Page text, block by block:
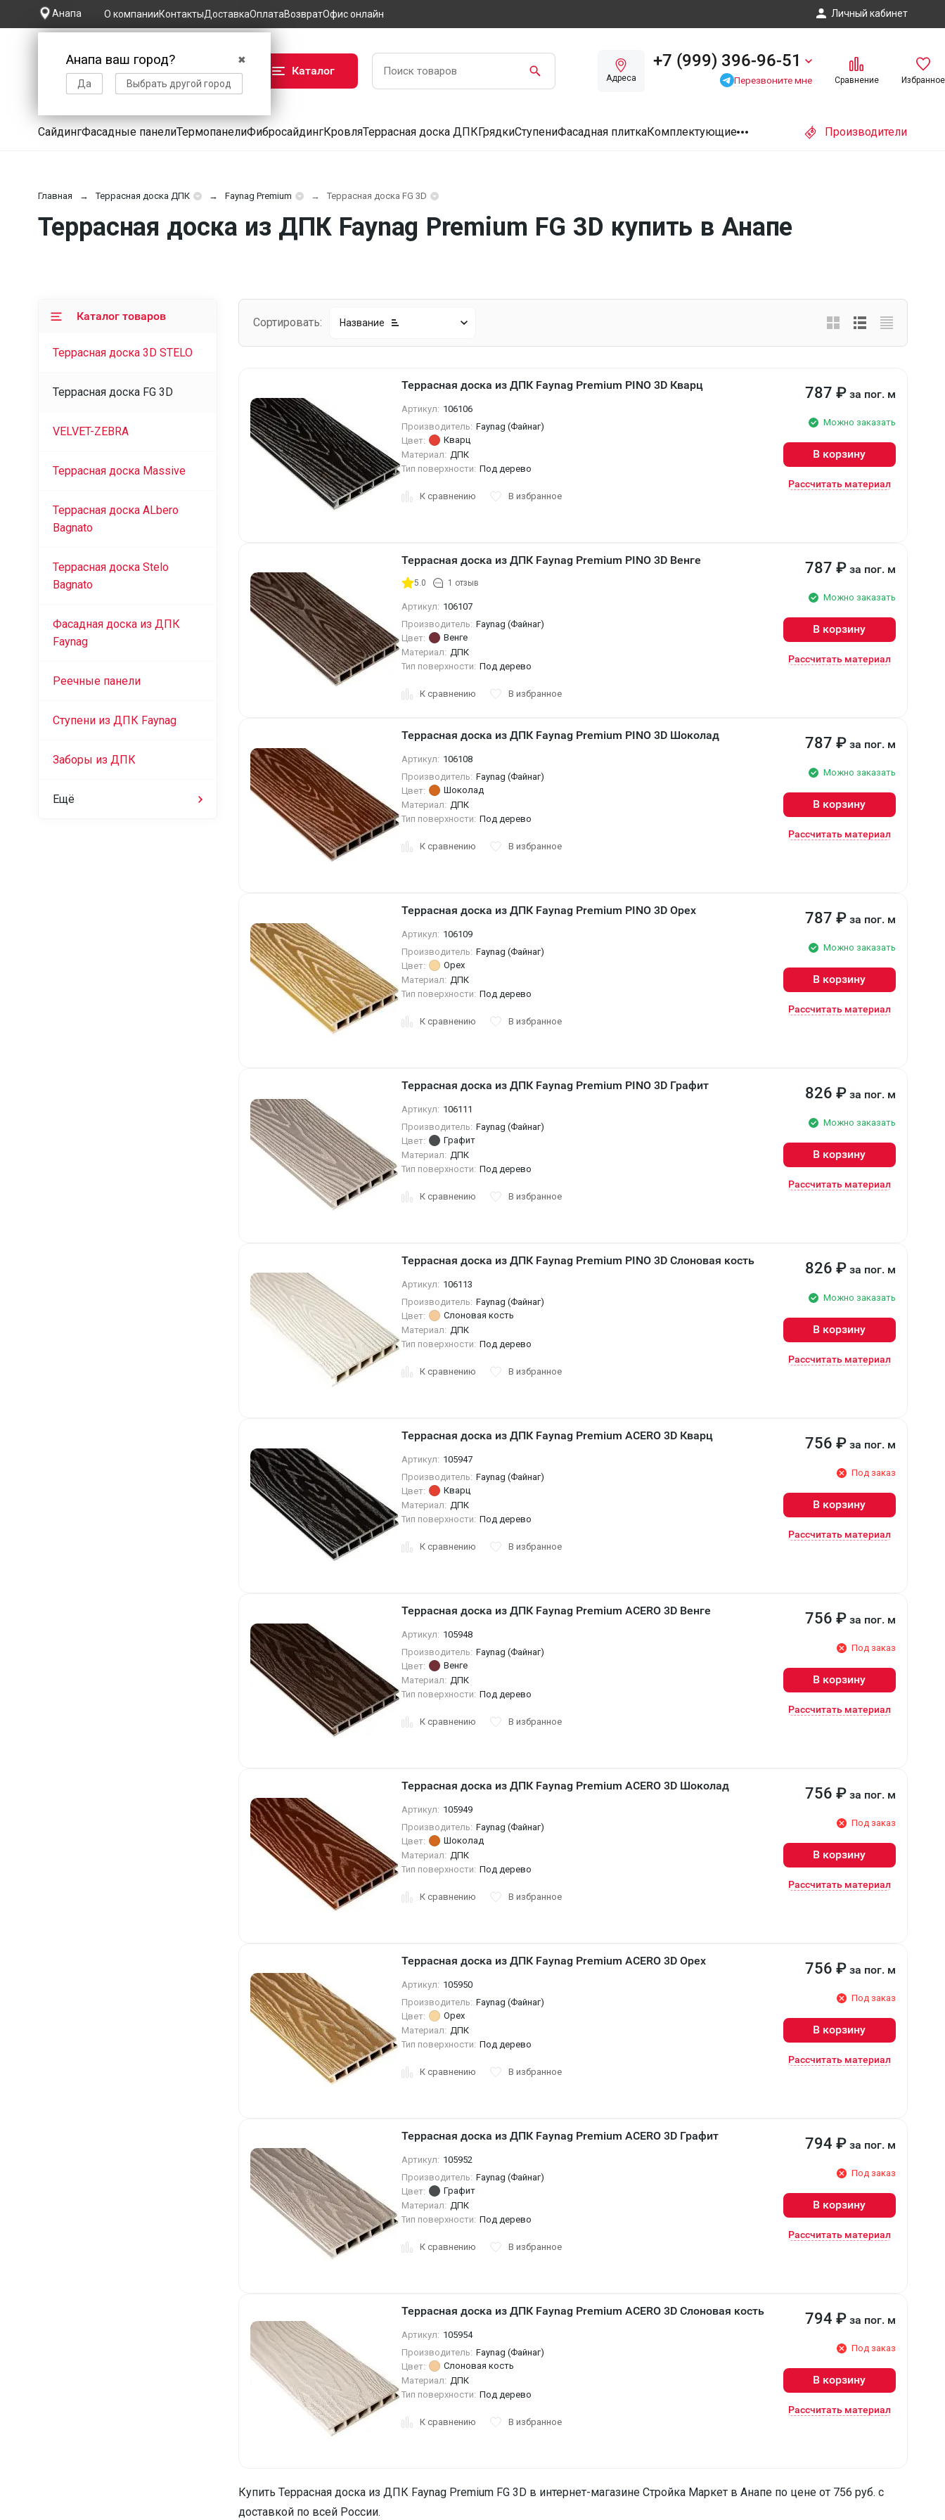
Анапа
✖
Анапа ваш город?
Да Выбрать другой город
О компанииКонтактыДоставкаОплатаВозвратОфис онлайн Личный кабинет
Каталог
Адреса
+7 (999) 396-96-51
Перезвоните мне Сравнение Избранное
СайдингФасадные панелиТермопанелиФибросайдингКровляТеррасная доска ДПКГрядкиСтупениФасадная плиткаКомплектующие Производители
Главная Террасная доска ДПК Faynag Premium Террасная доска FG 3D
Террасная доска из ДПК Faynag Premium FG 3D купить в Анапе
Сортировать: Название
Террасная доска из ДПК Faynag Premium PINO 3D Кварц
Артикул: 106106
Производитель: Faynag (Файнаг)
Цвет:
Кварц
Материал: ДПК
Тип поверхности: Под дерево
К сравнению В избранное
787 ₽ за пог. м
Можно заказать
В корзину
Рассчитать материал
Террасная доска из ДПК Faynag Premium PINO 3D Венге
5.0 1 отзыв
Артикул: 106107
Производитель: Faynag (Файнаг)
Цвет:
Венге
Материал: ДПК
Тип поверхности: Под дерево
К сравнению В избранное
787 ₽ за пог. м
Можно заказать
В корзину
Рассчитать материал
Террасная доска из ДПК Faynag Premium PINO 3D Шоколад
Артикул: 106108
Производитель: Faynag (Файнаг)
Цвет:
Шоколад
Материал: ДПК
Тип поверхности: Под дерево
К сравнению В избранное
787 ₽ за пог. м
Можно заказать
В корзину
Рассчитать материал
Террасная доска из ДПК Faynag Premium PINO 3D Орех
Артикул: 106109
Производитель: Faynag (Файнаг)
Цвет:
Орех
Материал: ДПК
Тип поверхности: Под дерево
К сравнению В избранное
787 ₽ за пог. м
Можно заказать
В корзину
Рассчитать материал
Террасная доска из ДПК Faynag Premium PINO 3D Графит
Артикул: 106111
Производитель: Faynag (Файнаг)
Цвет:
Графит
Материал: ДПК
Тип поверхности: Под дерево
К сравнению В избранное
826 ₽ за пог. м
Можно заказать
В корзину
Рассчитать материал
Террасная доска из ДПК Faynag Premium PINO 3D Слоновая кость
Артикул: 106113
Производитель: Faynag (Файнаг)
Цвет:
Слоновая кость
Материал: ДПК
Тип поверхности: Под дерево
К сравнению В избранное
826 ₽ за пог. м
Можно заказать
В корзину
Рассчитать материал
Террасная доска из ДПК Faynag Premium ACERO 3D Кварц
Артикул: 105947
Производитель: Faynag (Файнаг)
Цвет:
Кварц
Материал: ДПК
Тип поверхности: Под дерево
К сравнению В избранное
756 ₽ за пог. м
Под заказ
В корзину
Рассчитать материал
Террасная доска из ДПК Faynag Premium ACERO 3D Венге
Артикул: 105948
Производитель: Faynag (Файнаг)
Цвет:
Венге
Материал: ДПК
Тип поверхности: Под дерево
К сравнению В избранное
756 ₽ за пог. м
Под заказ
В корзину
Рассчитать материал
Террасная доска из ДПК Faynag Premium ACERO 3D Шоколад
Артикул: 105949
Производитель: Faynag (Файнаг)
Цвет:
Шоколад
Материал: ДПК
Тип поверхности: Под дерево
К сравнению В избранное
756 ₽ за пог. м
Под заказ
В корзину
Рассчитать материал
Террасная доска из ДПК Faynag Premium ACERO 3D Орех
Артикул: 105950
Производитель: Faynag (Файнаг)
Цвет:
Орех
Материал: ДПК
Тип поверхности: Под дерево
К сравнению В избранное
756 ₽ за пог. м
Под заказ
В корзину
Рассчитать материал
Террасная доска из ДПК Faynag Premium ACERO 3D Графит
Артикул: 105952
Производитель: Faynag (Файнаг)
Цвет:
Графит
Материал: ДПК
Тип поверхности: Под дерево
К сравнению В избранное
794 ₽ за пог. м
Под заказ
В корзину
Рассчитать материал
Террасная доска из ДПК Faynag Premium ACERO 3D Слоновая кость
Артикул: 105954
Производитель: Faynag (Файнаг)
Цвет:
Слоновая кость
Материал: ДПК
Тип поверхности: Под дерево
К сравнению В избранное
794 ₽ за пог. м
Под заказ
В корзину
Рассчитать материал
Купить Террасная доска из ДПК Faynag Premium FG 3D в интернет-магазине Стройка Маркет в Анапе по цене от 756 руб. с
доставкой по всей России.
Каталог товаров
Террасная доска 3D STELO
Террасная доска FG 3D
VELVET-ZEBRA
Террасная доска Massive
Террасная доска ALbero
Bagnato
Террасная доска Stelo
Bagnato
Фасадная доска из ДПК
Faynag
Реечные панели
Ступени из ДПК Faynag
Заборы из ДПК
Ещё